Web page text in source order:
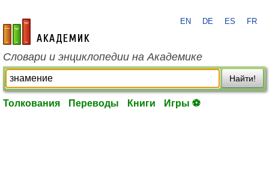
academic.ru
EN DE ES FR
Словари и энциклопедии на Академике
Найти!
Толкования Переводы Книги Игры ⚽